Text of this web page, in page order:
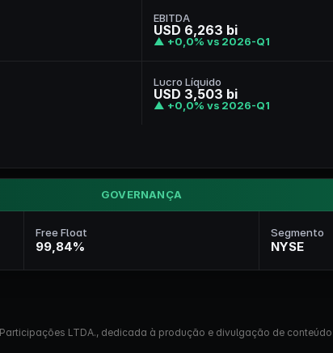
EBITDA
USD 6,263 bi
▲ +0,0% vs 2026-Q1
Lucro Líquido
USD 3,503 bi
▲ +0,0% vs 2026-Q1
GOVERNANÇA
Free Float
99,84%
Segmento
NYSE
LTDA., dedicada à produção e divulgação de